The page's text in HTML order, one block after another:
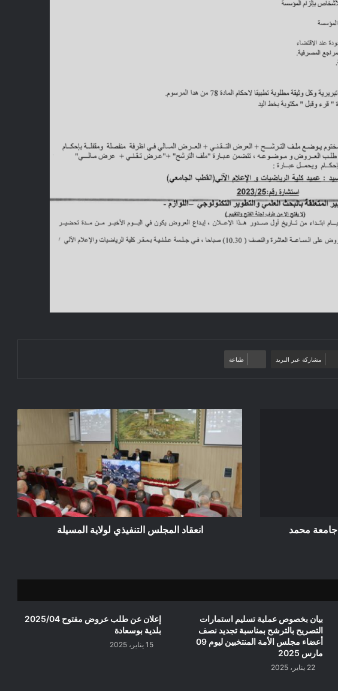
مشاركة عبر البريد طباعة
إعلان عن استشارة 2023/24 جامعة محمد
انعقاد
المسيلة
انعقاد المجلس التنفيذي لولاية المسيلة
بيان بخصوص عملية تسليم استمارات
التصريح بالترشح بمناسبة تجديد نصف
أعضاء مجلس الأمة المنتخبين ليوم 09
مارس 2025
22 يناير، 2025
إعلان عن طلب عروض مفتوح 2025/04
بلدية بوسعادة
15 يناير، 2025